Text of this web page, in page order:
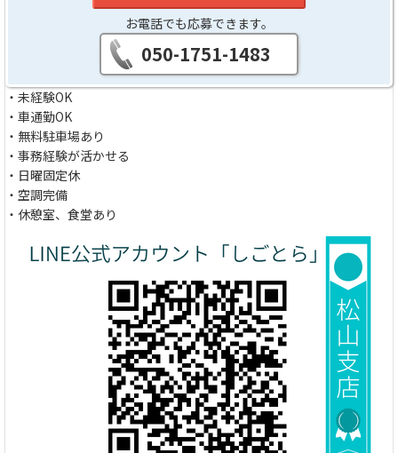
お電話でも応募できます。
050-1751-1483
・未経験OK
・車通勤OK
・無料駐車場あり
・事務経験が活かせる
・日曜固定休
・空調完備
・休憩室、食堂あり